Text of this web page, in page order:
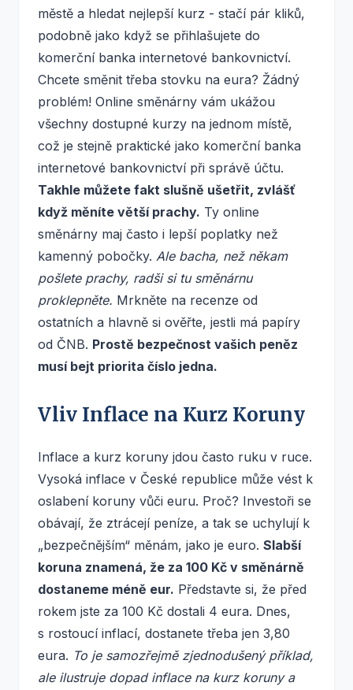
městě a hledat nejlepší kurz - stačí pár kliků,
podobně jako když se přihlašujete do
komerční banka internetové bankovnictví.
Chcete směnit třeba stovku na eura? Žádný
problém! Online směnárny vám ukážou
všechny dostupné kurzy na jednom místě,
což je stejně praktické jako komerční banka
internetové bankovnictví při správě účtu.
Takhle můžete fakt slušně ušetřit, zvlášť
když měníte větší prachy. Ty online
směnárny maj často i lepší poplatky než
kamenný pobočky. Ale bacha, než někam
pošlete prachy, radši si tu směnárnu
proklepněte. Mrkněte na recenze od
ostatních a hlavně si ověřte, jestli má papíry
od ČNB. Prostě bezpečnost vašich peněz
musí bejt priorita číslo jedna.
Vliv Inflace na Kurz Koruny
Inflace a kurz koruny jdou často ruku v ruce.
Vysoká inflace v České republice může vést k
oslabení koruny vůči euru. Proč? Investoři se
obávají, že ztrácejí peníze, a tak se uchylují k
„bezpečnějším“ měnám, jako je euro. Slabší
koruna znamená, že za 100 Kč v směnárně
dostaneme méně eur. Představte si, že před
rokem jste za 100 Kč dostali 4 eura. Dnes,
s rostoucí inflací, dostanete třeba jen 3,80
eura. To je samozřejmě zjednodušený příklad,
ale ilustruje dopad inflace na kurz koruny a